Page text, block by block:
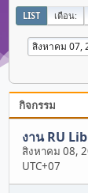
LIST เดือน:
กิจกรรม
งาน RU
สิงหาคม 08,
UTC+07